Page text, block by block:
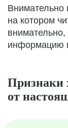
Внимательно
на котором
информацию
Признаки
от